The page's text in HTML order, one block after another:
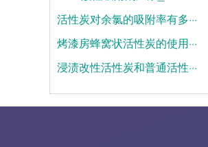
2025-05-28
活性炭对余氯的吸附率有多···
2025-05-21
烤漆房蜂窝状活性炭的使用···
2025-05-14
浸渍改性活性炭和普通活性···
2025-05-07